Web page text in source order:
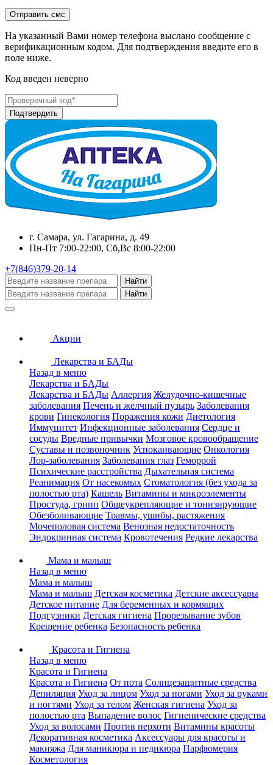
На указанный Вами номер телефона выслано сообщение с
верификационным кодом. Для подтверждения введите его в
поле ниже.
Код введен неверно
г. Самара, ул. Гагарина, д. 49
Пн-Пт 7:00-22:00, Сб,Вс 8:00-22:00
+7(846)379-20-14
Найти
Найти
Акции
Лекарства и БАДы
Назад в меню
Лекарства и БАДы
Лекарства и БАДы Аллергия Желудочно-кишечные
заболевания Печень и желчный пузырь Заболевания
крови Гинекология Поражения кожи Диетология
Иммунитет Инфекционные заболевания Сердце и
сосуды Вредные привычки Мозговое кровообращение
Суставы и позвоночник Успокаивающие Онкология
Лор-заболевания Заболевания глаз Геморрой
Психические расстройства Дыхательная система
Реанимация От насекомых Стоматология (без ухода за
полостью рта) Кашель Витамины и микроэлементы
Простуда, грипп Общеукрепляющие и тонизирующие
Обезболивающие Травмы, ушибы, растяжения
Мочеполовая система Венозная недостаточность
Эндокринная система Кровотечения Редкие лекарства
Мама и малыш
Назад в меню
Мама и малыш
Мама и малыш Детская косметика Детские аксессуары
Детское питание Для беременных и кормящих
Подгузники Детская гигиена Прорезывание зубов
Крещение ребенка Безопасность ребенка
Красота и Гигиена
Назад в меню
Красота и Гигиена
Красота и Гигиена От пота Солнцезащитные средства
Депиляция Уход за лицом Уход за ногами Уход за руками
и ногтями Уход за телом Женская гигиена Уход за
полостью рта Выпадение волос Гигиенические средства
Уход за волосами Против перхоти Витамины красоты
Декоративная косметика Аксессуары для красоты и
макияжа Для маникюра и педикюра Парфюмерия
Косметология